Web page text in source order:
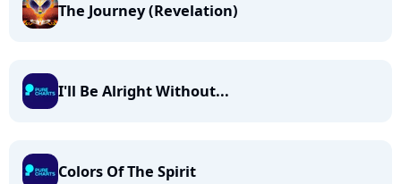
The Journey (Revelation)
I'll Be Alright Without...
Colors Of The Spirit